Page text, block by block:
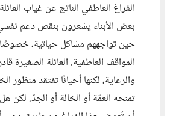
الفراغ العاطفي الناتج عن غياب
بعض الأبناء يشعرون بنقص دعم
حين تواجههم مشاكل حياتية، خصوصًا
المواقف العاطفية. العائلة الصغيرة
والرعاية، لكنها أحيانًا تفتقد منظور
تمنحه العمّة أو الخالة أو الجدّ. لكن